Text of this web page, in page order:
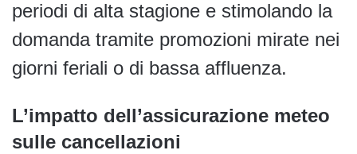
periodi di alta stagione e stimolando la
domanda tramite promozioni mirate nei
giorni feriali o di bassa affluenza.
L’impatto dell’assicurazione meteo
sulle cancellazioni